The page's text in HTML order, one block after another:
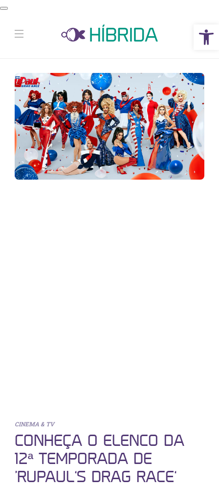
Abrir a barra de ferramentas
CINEMA & TV
CONHEÇA O ELENCO DA
12ª TEMPORADA DE
‘RUPAUL’S DRAG RACE’